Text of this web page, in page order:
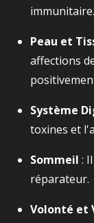
immunitaire.
Peau et
affections
Système
toxines et
Sommeil :
réparateur.
Volonté et